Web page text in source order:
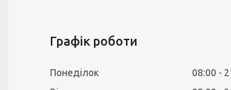
Графік роботи
Понеділок 08:00